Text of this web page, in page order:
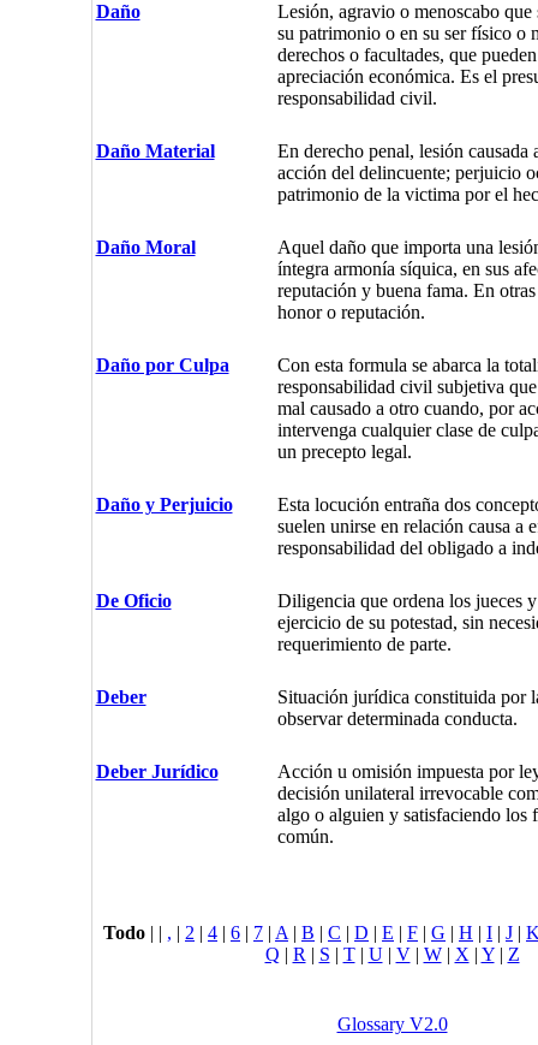
Daño
Lesión, agravio o menoscabo que
su patrimonio o en su ser físico o
derechos o facultades, que
apreciación económica. Es el
responsabilidad civil.
Daño Material
En derecho penal, lesión causada
acción del delincuente; perjuicio
patrimonio de la victima por el
Daño Moral
Aquel daño que importa una
íntegra armonía síquica, en sus
reputación y buena fama. En
honor o reputación.
Daño por Culpa
Con esta formula se abarca la
responsabilidad civil subjetiva
mal causado a otro cuando, por
intervenga cualquier clase de
un precepto legal.
Daño y Perjuicio
Esta locución entraña dos
suelen unirse en relación causa a
responsabilidad del obligado a
De Oficio
Diligencia que ordena los jueces
ejercicio de su potestad, sin
requerimiento de parte.
Deber
Situación jurídica constituida por
observar determinada conducta.
Deber Jurídico
Acción u omisión impuesta por
decisión unilateral irrevocable
algo o alguien y satisfaciendo los
común.
Todo | | , | 2 | 4 | 6 | 7 | A | B | C | D | E | F | G | H | I | J |
Q | R | S | T| U| V| W| X | Y| Z
Glossary V2.0